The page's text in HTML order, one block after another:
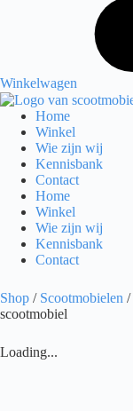
Winkelwagen
Home
Winkel
Wie zijn wij
Kennisbank
Contact
Home
Winkel
Wie zijn wij
Kennisbank
Contact
Shop / Scootmobielen /
scootmobiel
Loading...